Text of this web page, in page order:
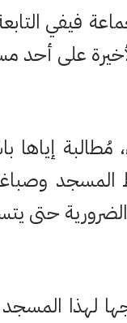
فيفي
على أحد
مُطالبة إياها
الضرورية حتى
لهذا